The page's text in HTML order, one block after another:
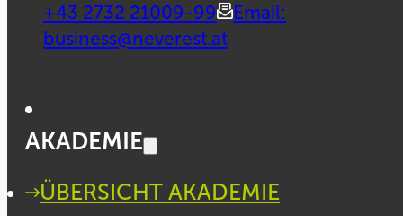
+43 2732 21009-99
Email:
business@neverest.at
AKADEMIE
ÜBERSICHT AKADEMIE